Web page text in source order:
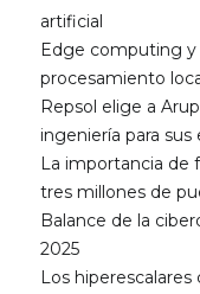
artificial
Edge computing y
procesamiento
Repsol elige a
ingeniería para
La importancia de
tres millones de
Balance de la
2025
Los